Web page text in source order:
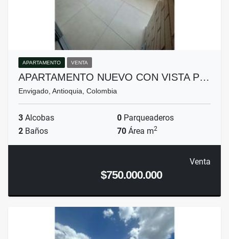
APARTAMENTO VENTA
APARTAMENTO NUEVO CON VISTA P…
Envigado, Antioquia, Colombia
3 Alcobas 0 Parqueaderos
2 Baños 70 Área m2
Venta
$750.000.000